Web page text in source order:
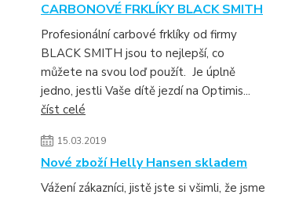
CARBONOVÉ FRKLÍKY BLACK SMITH
Profesionální carbové frklíky od firmy
BLACK SMITH jsou to nejlepší, co
můžete na svou loď použít. Je úplně
jedno, jestli Vaše dítě jezdí na Optimis...
číst celé
15.03.2019
Nové zboží Helly Hansen skladem
Vážení zákazníci, jistě jste si všimli, že jsme